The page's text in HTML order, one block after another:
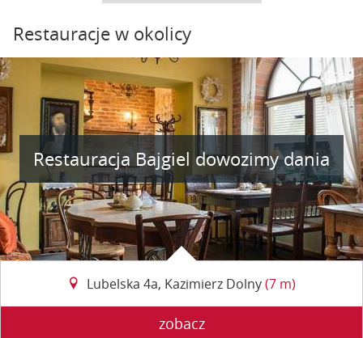
Restauracje w okolicy
Restauracja Bajgiel dowozimy dania
Lubelska 4a, Kazimierz Dolny(7 m)
zobacz